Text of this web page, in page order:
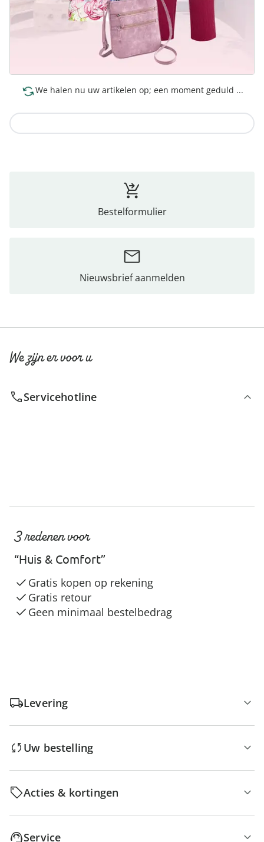
We halen nu uw artikelen op; een moment geduld ...
Bestelformulier
Nieuwsbrief aanmelden
We zijn er voor u
Servicehotline
3 redenen voor
“Huis & Comfort”
Gratis kopen op rekening
Gratis retour
Geen minimaal bestelbedrag
Levering
Uw bestelling
Acties & kortingen
Service